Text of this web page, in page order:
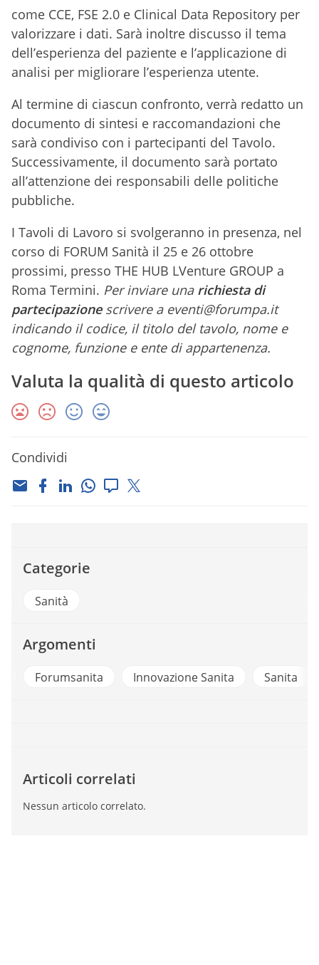
come CCE, FSE 2.0 e Clinical Data Repository per
valorizzare i dati. Sarà inoltre discusso il tema
dell’esperienza del paziente e l’applicazione di
analisi per migliorare l’esperienza utente.
Al termine di ciascun confronto, verrà redatto un
documento di sintesi e raccomandazioni che
sarà condiviso con i partecipanti del Tavolo.
Successivamente, il documento sarà portato
all’attenzione dei responsabili delle politiche
pubbliche.
I Tavoli di Lavoro si svolgeranno in presenza, nel
corso di FORUM Sanità il 25 e 26 ottobre
prossimi, presso THE HUB LVenture GROUP a
Roma Termini. Per inviare una richiesta di
partecipazionescrivere a eventi@forumpa.it
indicando il codice, il titolo del tavolo, nome e
cognome, funzione e ente di appartenenza.
Valuta la qualità di questo articolo
Condividi
Categorie
Sanità
Argomenti
Forumsanita Innovazione Sanita Sanita
Articoli correlati
Nessun articolo correlato.